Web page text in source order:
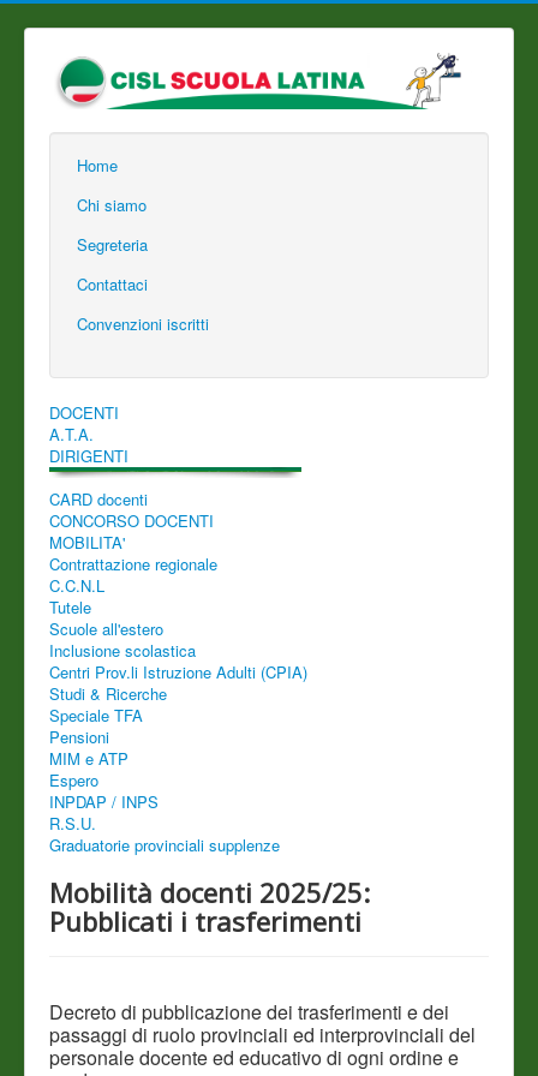
Home
Chi siamo
Segreteria
Contattaci
Convenzioni iscritti
DOCENTI
A.T.A.
DIRIGENTI
CARD docenti
CONCORSO DOCENTI
MOBILITA'
Contrattazione regionale
C.C.N.L
Tutele
Scuole all'estero
Inclusione scolastica
Centri Prov.li Istruzione Adulti (CPIA)
Studi & Ricerche
Speciale TFA
Pensioni
MIM e ATP
Espero
INPDAP / INPS
R.S.U.
Graduatorie provinciali supplenze
Mobilità docenti 2025/25:
Pubblicati i trasferimenti
Decreto di pubblicazione dei trasferimenti e dei
passaggi di ruolo provinciali ed interprovinciali del
personale docente ed educativo di ogni ordine e